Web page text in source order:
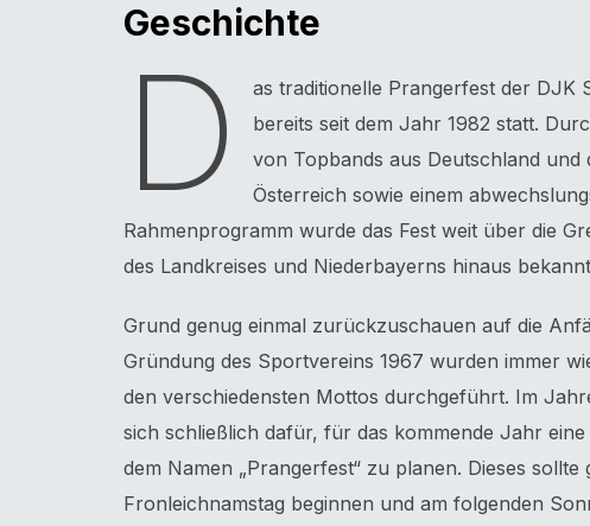
Geschichte
D
as traditionelle Prangerfest der DJK
bereits seit dem Jahr 1982 statt.
von Topbands aus Deutschland und
Österreich sowie einem
Rahmenprogramm wurde das Fest weit über die
des Landkreises und Niederbayerns hinaus
Grund genug einmal zurückzuschauen auf die
Gründung des Sportvereins 1967 wurden immer
den verschiedensten Mottos durchgeführt. Im
sich schließlich dafür, für das kommende Jahr
dem Namen „Prangerfest“ zu planen. Dieses sollte
Fronleichnamstag beginnen und am folgenden